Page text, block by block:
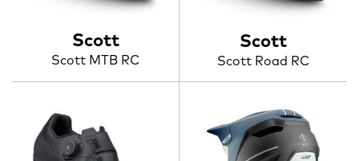
Scott
Scott MTB RC
Scott
Scott Road RC